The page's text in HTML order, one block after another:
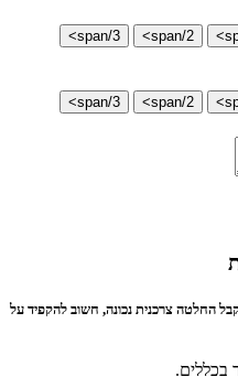
2/span>
3/span>
2/span>
3/span>
החלטה צרכנית נכונה, חשוב להקפיד על
בכללים.